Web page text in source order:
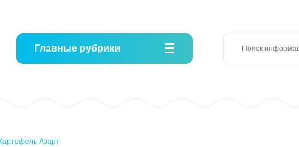
Главные рубрики
Картофель Азарт